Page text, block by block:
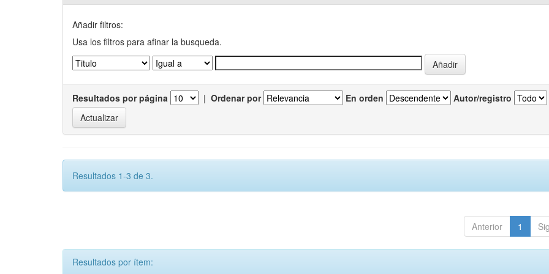
Añadir filtros:
Usa los filtros para afinar la busqueda.
Resultados por página | Ordenar por En orden Autor/registro
Resultados 1-3 de 3.
Anterior 1
Resultados por ítem: